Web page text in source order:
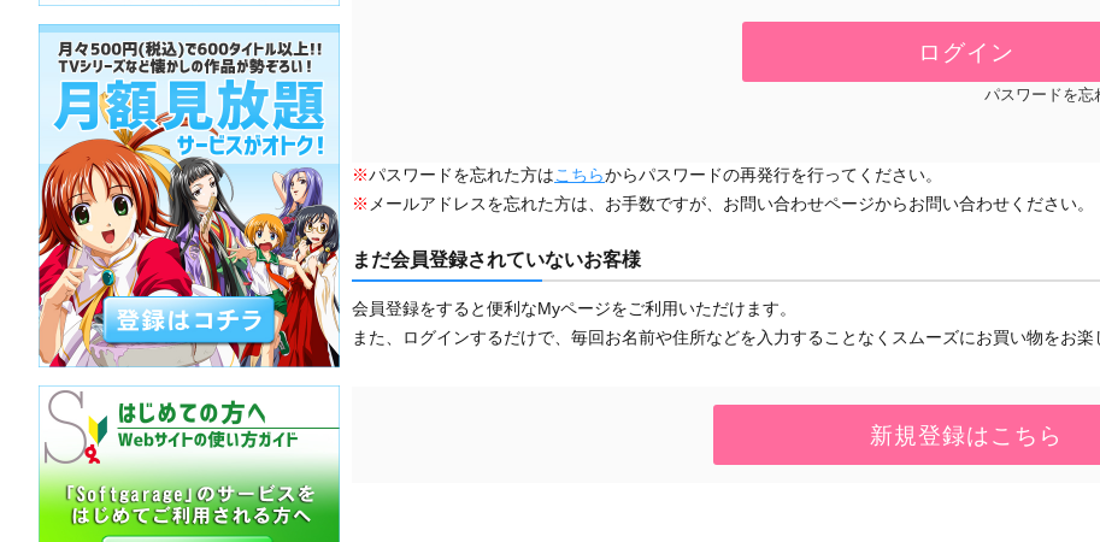
パスワードを忘
※パスワードを忘れた方はこちらからパスワードの再発行を行ってください。
※ メールアドレスを忘れた方は、お手数ですが、お問い合わせページからお問い合わせください。
まだ会員登録されていないお客様
会員登録をすると便利なMyページをご利用いただけます。
また、ログインするだけで、毎回お名前や住所などを入力することなくスムーズにお買い物をお楽